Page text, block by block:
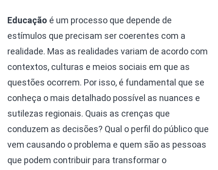
Educação é um processo que depende de
estímulos que precisam ser coerentes com a
realidade. Mas as realidades variam de acordo com
contextos, culturas e meios sociais em que as
questões ocorrem. Por isso, é fundamental que se
conheça o mais detalhado possível as nuances e
sutilezas regionais. Quais as crenças que
conduzem as decisões? Qual o perfil do público que
vem causando o problema e quem são as pessoas
que podem contribuir para transformar o